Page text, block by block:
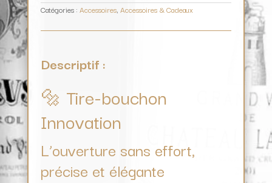
Catégories : Accessoires, Accessoires & Cadeaux
Descriptif :
🔩 Tire-bouchon
Innovation
L’ouverture sans effort,
précise et élégante